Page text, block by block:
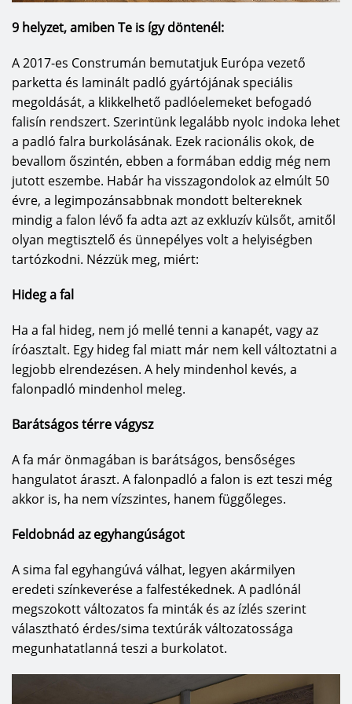
vállalkozásként működik, így előnyhöz jut a
legendás „Németországban gyártott” minőségi
termékekből is. Nyerjen inspirációt az
összehasonlíthatatlanul széleskörű laminált
burkolóinkból!
Akár a sokoldalú 75-ös szériából választ, vagy a
keményebb 100-as szériából, akár az extraerős
250-es termékekből – mindegyik esetben olyan
laminált padlót választ, mely lába alá varázsolja a
padló iparban jelen lévő innovatív technológiát.
Igazán kiemelkedő az egyedülállóan egyszerű és
gyors installációs rendszer a „Top Connent”,
akárcsak a ConforTec technológia a HARO TRITTY
Silent CT-nél, mely a világ legcsendesebb
Azoknak ajánljuk, akik magas minőségű
természetes padlóburkolót szeretnének. A HARO
parketta és padló a megfelelő választás!
HARO gyár a minőség jegyében
Tapasztalt munkatársaikkal és a parkettagyártás
évtizedes know-how-jával tudják biztosítani a
Made in Germay, Made by HARO
parkettapadlóik ragasztása szolgáltatja.
trópusokon ugyanolyan tartósaknak kell lenniük,
mint a sarkvidéken. Olyan ragasztásokat
fejlesztettek ki, amelyek számolnak a legnagyobb
kihívásokkal. Kézenfekvő, hogy ennek a többlet-
ráfordításnak, amely a jobb minőséget célozza,
megvan az eredménye. A HARO sportpadlók a
legkeményebb feltételek között, pl. olimpiai
9 helyzet, amiben Te is így döntenél:
A 2017-es Construmán bemutatjuk Európa vezető
parketta és laminált padló gyártójának speciális
megoldását, a klikkelhető padlóelemeket befogadó
falisín rendszert. Szerintünk legalább nyolc indoka lehet
a padló falra burkolásának. Ezek racionális okok, de
bevallom őszintén, ebben a formában eddig még nem
jutott eszembe. Habár ha visszagondolok az elmúlt 50
évre, a legimpozánsabbnak mondott beltereknek
mindig a falon lévő fa adta azt az exkluzív külsőt, amitől
olyan megtisztelő és ünnepélyes volt a helyiségben
tartózkodni. Nézzük meg, miért:
Hideg a fal
Ha a fal hideg, nem jó mellé tenni a kanapét, vagy az
íróasztalt. Egy hideg fal miatt már nem kell változtatni a
legjobb elrendezésen. A hely mindenhol kevés, a
falonpadló mindenhol meleg.
Barátságos térre vágysz
A fa már önmagában is barátságos, bensőséges
hangulatot áraszt. A falonpadló a falon is ezt teszi még
akkor is, ha nem vízszintes, hanem függőleges.
Feldobnád az egyhangúságot
A sima fal egyhangúvá válhat, legyen akármilyen
eredeti színkeverése a falfestékednek. A padlónál
megszokott változatos fa minták és az ízlés szerint
választható érdes/sima textúrák változatossága
megunhatatlanná teszi a burkolatot.